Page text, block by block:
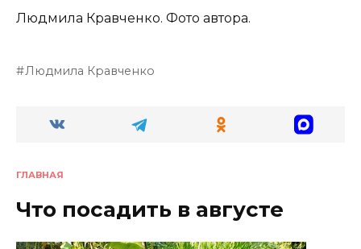
Людмила Кравченко. Фото автора.
Людмила Кравченко
ГЛАВНАЯ
Что посадить в августе